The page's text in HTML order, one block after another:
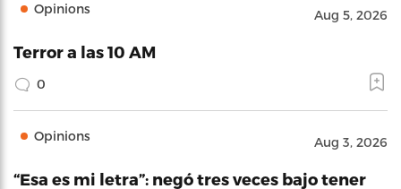
Opinions Aug 5, 2026
Terror a las 10 AM
0
Opinions Aug 3, 2026
“Esa es mi letra”: negó tres veces bajo tener